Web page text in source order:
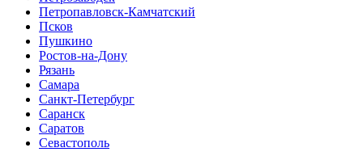
Петропавловск-Камчатский
Псков
Пушкино
Ростов-на-Дону
Рязань
Самара
Санкт-Петербург
Саранск
Саратов
Севастополь